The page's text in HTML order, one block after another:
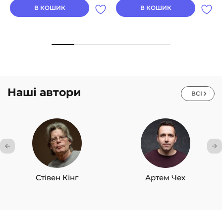
В КОШИК В КОШИК
Наші автори ВСІ
Стівен Кінг Артем Чех